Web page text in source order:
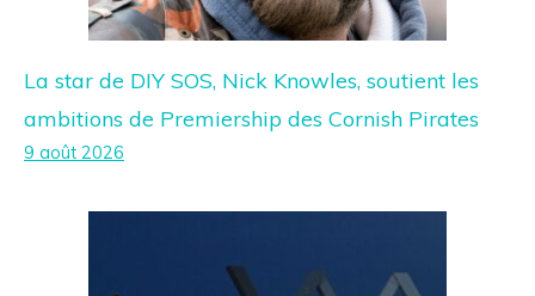
La star de DIY SOS, Nick Knowles, soutient les
ambitions de Premiership des Cornish Pirates
9 août 2026